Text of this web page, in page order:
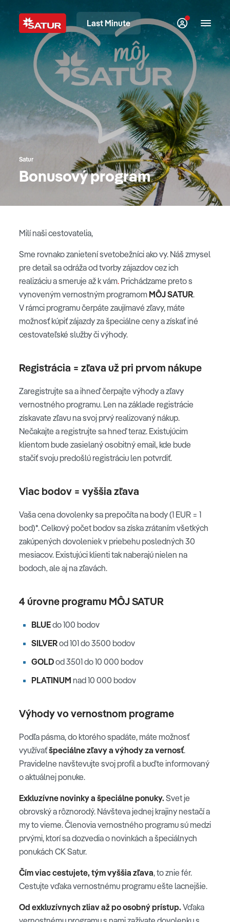
Last Minute
Satur
Bonusový program
Milí naši cestovatelia,
Sme rovnako zanietení svetobežníci ako vy. Náš zmysel
pre detail sa odráža od tvorby zájazdov cez ich
realizáciu a smeruje až k vám. Prichádzame preto s
vynoveným vernostným programom MÔJ SATUR.
V rámci programu čerpáte zaujímavé zľavy, máte
možnosť kúpiť zájazdy za špeciálne ceny a získať iné
cestovateľské služby či výhody.
Registrácia = zľava už pri prvom nákupe
Zaregistrujte sa a ihneď čerpajte výhody a zľavy
vernostného programu. Len na základe registrácie
získavate zľavu na svoj prvý realizovaný nákup.
Nečakajte a registrujte sa hneď teraz. Existujúcim
klientom bude zasielaný osobitný email, kde bude
stačiť svoju predošlú registráciu len potvrdiť.
Viac bodov = vyššia zľava
Vaša cena dovolenky sa prepočíta na body (1 EUR = 1
bod)*. Celkový počet bodov sa získa zrátaním všetkých
zakúpených dovoleniek v priebehu posledných 30
mesiacov. Existujúci klienti tak naberajú nielen na
bodoch, ale aj na zľavách.
4 úrovne programu MÔJ SATUR
BLUEdo 100 bodov
SILVERod 101 do 3500 bodov
GOLDod 3501 do 10 000 bodov
PLATINUM nad 10 000 bodov
Výhody vo vernostnom programe
Podľa pásma, do ktorého spadáte, máte možnosť
využívaťšpeciálne zľavy a výhody za vernosť.
Pravidelne navštevujte svoj profil a buďte informovaný
o aktuálnej ponuke.
Exkluzívne novinky a špeciálne ponuky. Svet je
obrovský a rôznorodý. Návšteva jednej krajiny nestačí a
my to vieme. Členovia vernostného programu sú medzi
prvými, ktorí sa dozvedia o novinkách a špeciálnych
ponukách CK Satur.
Čím viac cestujete, tým vyššia zľava, to znie fér.
Cestujte vďaka vernostnému programu ešte lacnejšie.
Od exkluzívnych zliav až po osobný prístup. Vďaka